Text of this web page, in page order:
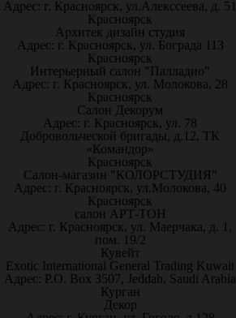
Адрес: г. Красноярск, ул.Алекссеева, д. 51
Красноярск
Архитек дизайн студия
Адрес: г. Красноярск, ул. Бограда 113
Красноярск
Интерьерный салон "Палладио"
Адрес: г. Красноярск, ул. Молокова, 28
Красноярск
Салон Декорум
Адрес: г. Красноярск, ул. 78
Добровольческой бригады, д.12, ТК
«Командор»
Красноярск
Салон-магазин "КОЛОРСТУДИЯ"
Адрес: г. Красноярск, ул.Молокова, 40
Красноярск
салон АРТ-ТОН
Адрес: г. Красноярск, ул. Маерчака, д. 1,
пом. 19/2
Кувейт
Exotic International General Trading Kuwait
Адрес: P.O. Box 3507, Jeddah, Saudi Arabia
Курган
Декор